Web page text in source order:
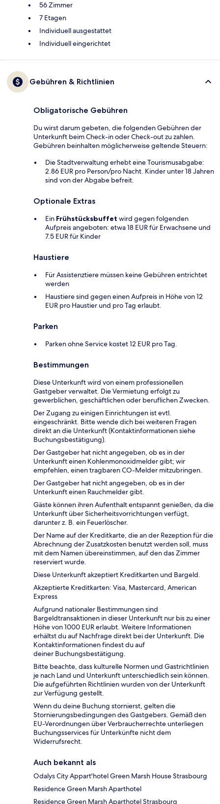
56 Zimmer
7 Etagen
Individuell ausgestattet
Individuell eingerichtet
Gebühren & Richtlinien
Obligatorische Gebühren
Du wirst darum gebeten, die folgenden Gebühren der
Unterkunft beim Check-in oder Check-out zu zahlen.
Gebühren beinhalten möglicherweise geltende Steuern:
Die Stadtverwaltung erhebt eine Tourismusabgabe:
2.86 EUR pro Person/pro Nacht. Kinder unter 18 Jahren
sind von der Abgabe befreit.
Optionale Extras
Ein Frühstücksbuffet wird gegen folgenden
Aufpreis angeboten: etwa 18 EUR für Erwachsene und
7.5 EUR für Kinder
Haustiere
Für Assistenztiere müssen keine Gebühren entrichtet
werden
Haustiere sind gegen einen Aufpreis in Höhe von 12
EUR pro Haustier und pro Tag erlaubt.
Parken
Parken ohne Service kostet 12 EUR pro Tag.
Bestimmungen
Diese Unterkunft wird von einem professionellen
Gastgeber verwaltet. Die Vermietung erfolgt zu
gewerblichen, geschäftlichen oder beruflichen Zwecken.
Der Zugang zu einigen Einrichtungen ist evtl.
eingeschränkt. Bitte wende dich bei weiteren Fragen
direkt an die Unterkunft (Kontaktinformationen siehe
Buchungsbestätigung).
Der Gastgeber hat nicht angegeben, ob es in der
Unterkunft einen Kohlenmonoxidmelder gibt; wir
empfehlen, einen tragbaren CO-Melder mitzubringen.
Der Gastgeber hat nicht angegeben, ob es in der
Unterkunft einen Rauchmelder gibt.
Gäste können ihren Aufenthalt entspannt genießen, da die
Unterkunft über Sicherheitsvorrichtungen verfügt,
darunter z. B. ein Feuerlöscher.
Der Name auf der Kreditkarte, die an der Rezeption für die
Abrechnung der Zusatzkosten benutzt werden soll, muss
mit dem Namen übereinstimmen, auf den das Zimmer
reserviert wurde.
Diese Unterkunft akzeptiert Kreditkarten und Bargeld.
Akzeptierte Kreditkarten: Visa, Mastercard, American
Express
Aufgrund nationaler Bestimmungen sind
Bargeldtransaktionen in dieser Unterkunft nur bis zu einer
Höhe von 1000 EUR erlaubt. Weitere Informationen
erhältst du auf Nachfrage direkt bei der Unterkunft. Die
Kontaktinformationen findest du auf
deiner Buchungsbestätigung.
Bitte beachte, dass kulturelle Normen und Gastrichtlinien
je nach Land und Unterkunft unterschiedlich sein können.
Die aufgeführten Richtlinien wurden von der Unterkunft
zur Verfügung gestellt.
Wenn du deine Buchung stornierst, gelten die
Stornierungsbedingungen des Gastgebers. Gemäß den
EU-Verordnungen über Verbraucherrechte unterliegen
Buchungsservices für Unterkünfte nicht dem
Widerrufsrecht.
Auch bekannt als
Odalys City Appart'hotel Green Marsh House Strasbourg
Residence Green Marsh Aparthotel
Residence Green Marsh Aparthotel Strasbourg